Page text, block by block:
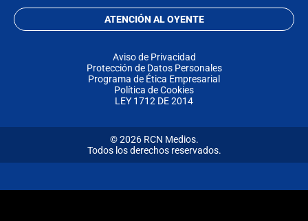
ATENCIÓN AL OYENTE
Aviso de Privacidad
Protección de Datos Personales
Programa de Ética Empresarial
Política de Cookies
LEY 1712 DE 2014
© 2026 RCN Medios.
Todos los derechos reservados.